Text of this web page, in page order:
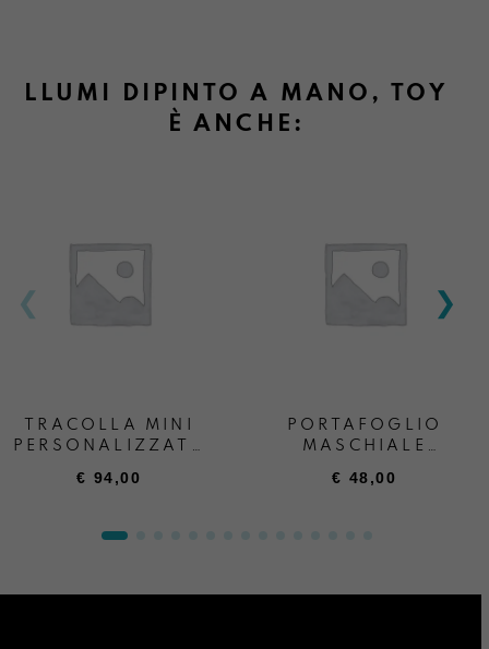
LLUMI DIPINTO A MANO, TOY
È ANCHE:
TRACOLLA MINI
PERSONALIZZATA
“ANDREA BOATTA”
€ 94,00
PORTAFOGLIO
MASCHIALE
€ 48,00